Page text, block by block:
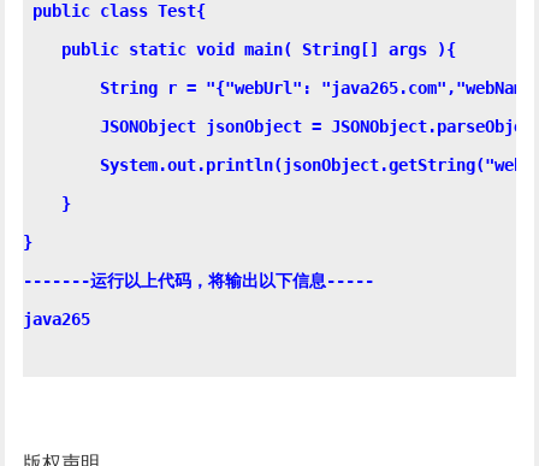
public class Test{
    public static void main( String[] args ){
    }
}
-------运行以上代码，将输出以下信息-----
java265